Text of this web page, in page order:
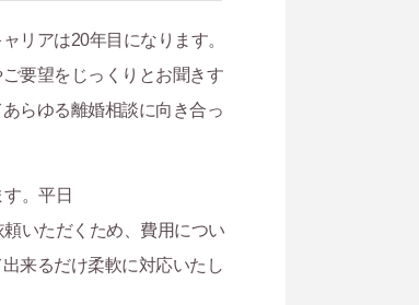
リアは20年目になります。
要望をじっくりとお聞きす
らゆる離婚相談に向き合っ
。平日
いただくため、費用につい
来るだけ柔軟に対応いたし